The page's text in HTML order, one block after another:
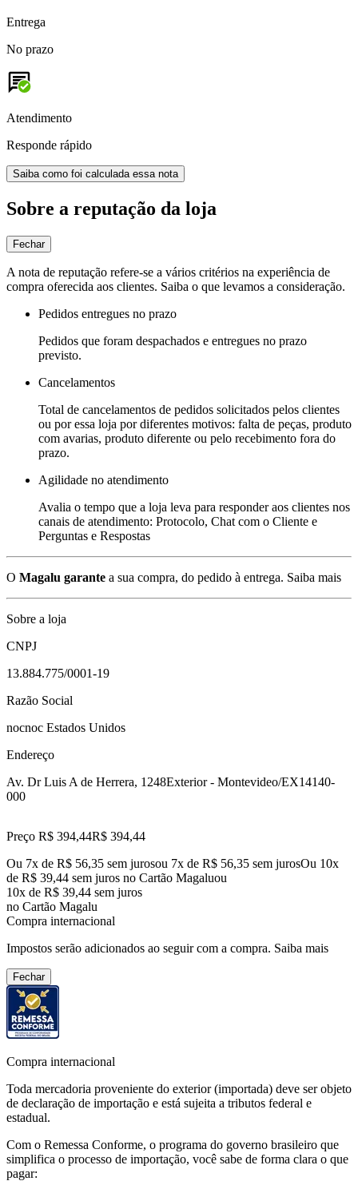
Entrega
No prazo
Atendimento
Responde rápido
Saiba como foi calculada essa nota
Sobre a reputação da loja
Fechar
A nota de reputação refere-se a vários critérios na experiência de
compra oferecida aos clientes. Saiba o que levamos a consideração.
Pedidos entregues no prazo
Pedidos que foram despachados e entregues no prazo
previsto.
Cancelamentos
Total de cancelamentos de pedidos solicitados pelos clientes
ou por essa loja por diferentes motivos: falta de peças, produto
com avarias, produto diferente ou pelo recebimento fora do
prazo.
Agilidade no atendimento
Avalia o tempo que a loja leva para responder aos clientes nos
canais de atendimento: Protocolo, Chat com o Cliente e
Perguntas e Respostas
O Magalu garante a sua compra, do pedido à entrega. Saiba mais
Sobre a loja
CNPJ
13.884.775/0001-19
Razão Social
nocnoc Estados Unidos
Endereço
Av. Dr Luis A de Herrera, 1248Exterior - Montevideo/EX14140-
000
Preço R$ 394,44R$ 394,44
Ou 7x de R$ 56,35 sem jurosou 7x de R$ 56,35 sem jurosOu 10x
de R$ 39,44 sem juros no Cartão Magaluou
10x de R$ 39,44 sem juros
no Cartão Magalu
Compra internacional
Impostos serão adicionados ao seguir com a compra. Saiba mais
Fechar
Compra internacional
Toda mercadoria proveniente do exterior (importada) deve ser objeto
de declaração de importação e está sujeita a tributos federal e
estadual.
Com o Remessa Conforme, o programa do governo brasileiro que
simplifica o processo de importação, você sabe de forma clara o que
pagar: